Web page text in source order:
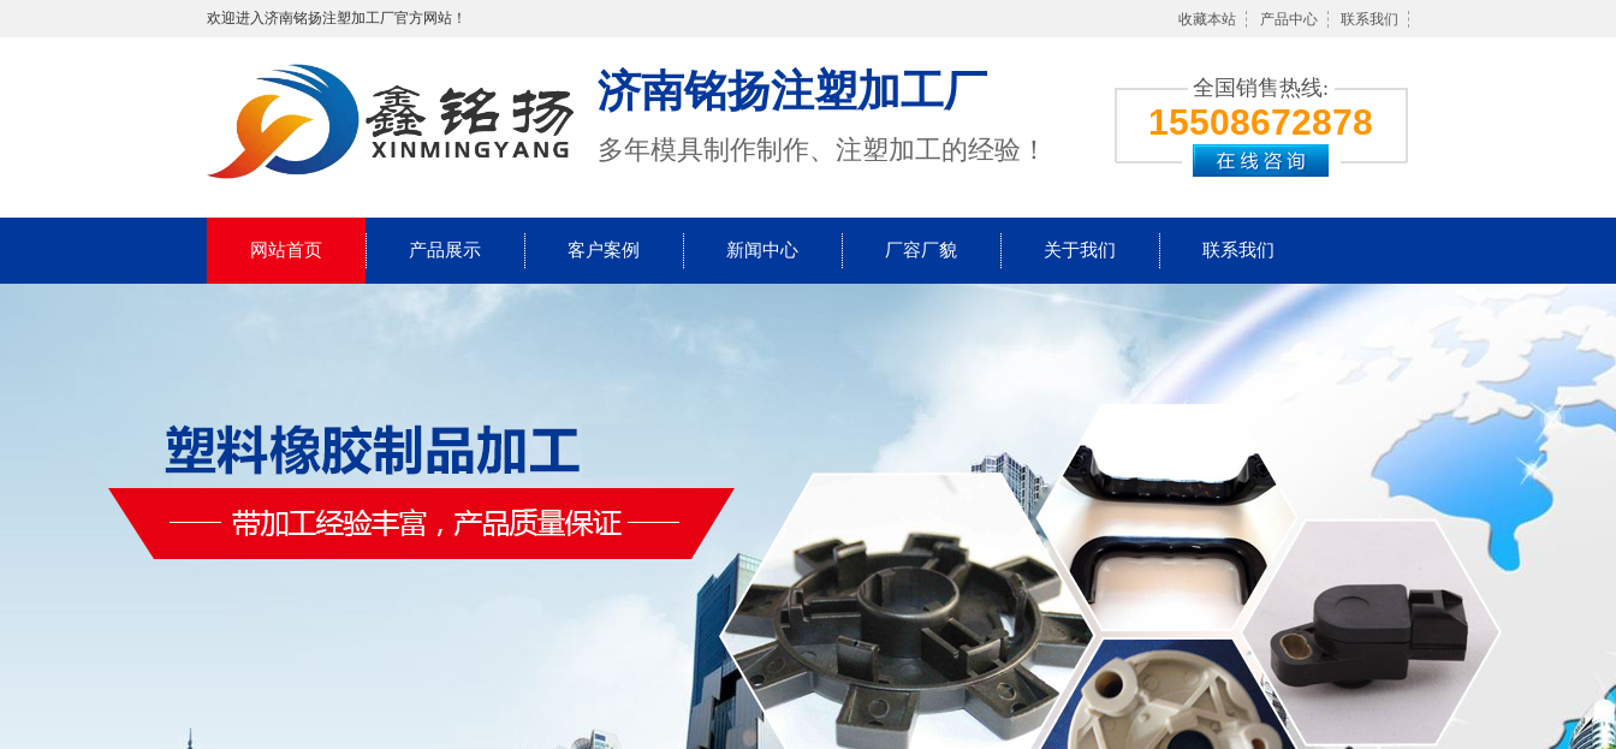
收藏本站 产品中心 联系我们
欢迎进入济南铭扬注塑加工厂官方网站！
济南铭扬注塑加工厂
多年模具制作制作、注塑加工的经验！
全国销售热线:
15508672878
网站首页 产品展示 客户案例 新闻中心 厂容厂貌 关于我们 联系我们